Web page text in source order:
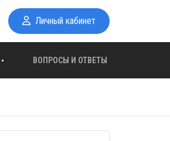
Личный кабинет
ВОПРОСЫ И ОТВЕТЫ